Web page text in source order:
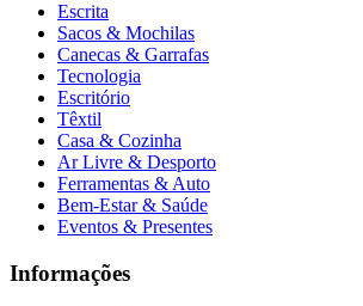
Escrita
Sacos & Mochilas
Canecas & Garrafas
Tecnologia
Escritório
Têxtil
Casa & Cozinha
Ar Livre & Desporto
Ferramentas & Auto
Bem-Estar & Saúde
Eventos & Presentes
Informações